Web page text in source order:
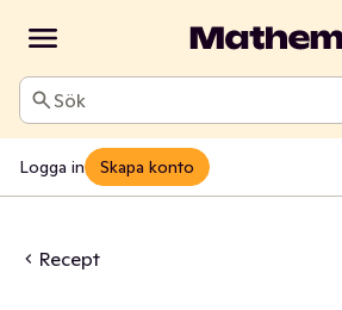
Sök
Logga in Skapa konto
Recept